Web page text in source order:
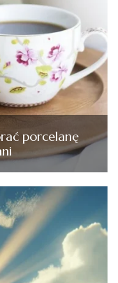
porcelanę